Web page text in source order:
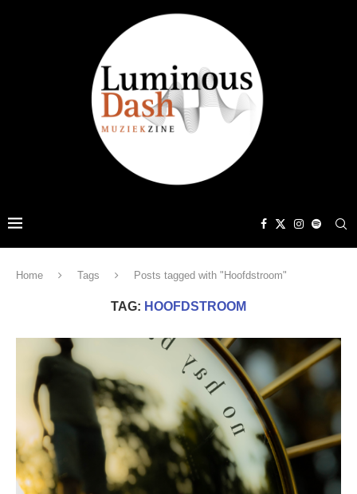
Home Tags Posts tagged with "Hoofdstroom"
TAG: HOOFDSTROOM